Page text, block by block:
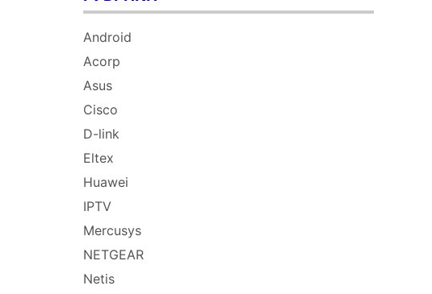
Android
Acorp
Asus
Cisco
D-link
Eltex
Huawei
IPTV
Mercusys
NETGEAR
Netis